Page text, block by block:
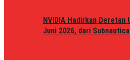
NVIDIA Hadirkan Deretan
Juni 2026, dari